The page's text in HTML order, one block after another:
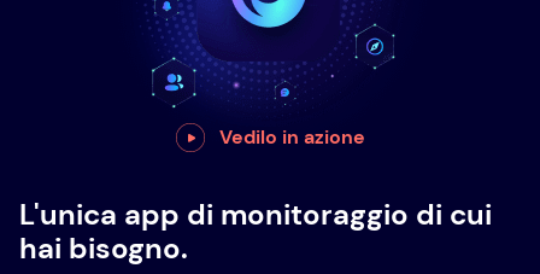
Vedilo in azione
L'unica app di monitoraggio di cui
hai bisogno.